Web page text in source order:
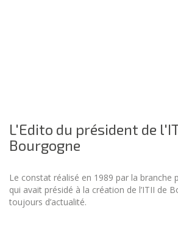
L'Edito du président de
Bourgogne
Le constat réalisé en 1989 par la branche
qui avait présidé à la création de l’ITII de
toujours d’actualité.